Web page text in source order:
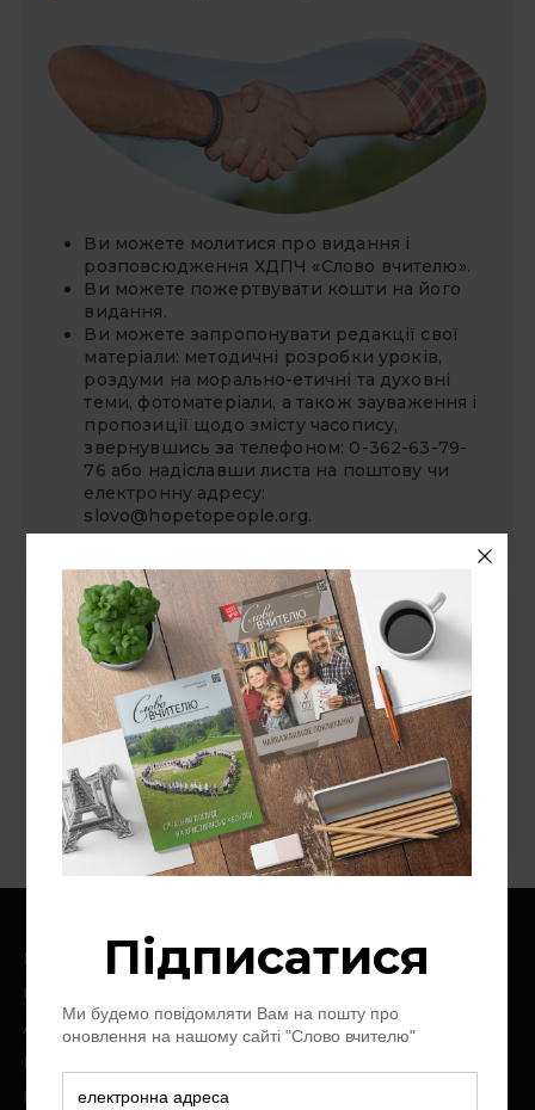
Ви можете молитися про видання і
розповсюдження ХДПЧ «Слово вчителю».
Ви можете пожертвувати кошти на його
видання.
Ви можете запропонувати редакції свої
матеріали: методичні розробки уроків,
роздуми на морально-етичні та духовні
теми, фотоматеріали, а також зауваження і
пропозиції щодо змісту часопису,
звернувшись за телефоном: 0-362-63-79-
76 або надіславши листа на поштову чи
електронну адресу:
slovo@hopetopeople.org.
СУВІЙ БЛОҐІВ
«Надія — людям»
Національний університет "Острозька
академія"
Ноїв Ковчег
Слово про слово
Цінності
Головна
Про нас
Архів журналу
Контакт
Пожертви